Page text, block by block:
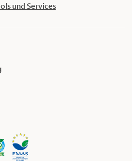
und Services